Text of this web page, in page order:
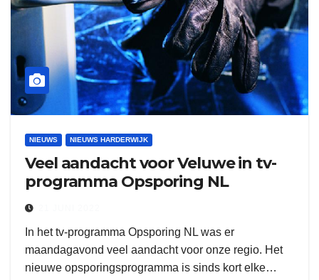
NIEUWS NIEUWS HARDERWIJK
Veel aandacht voor Veluwe in tv-
programma Opsporing NL
In het tv-programma Opsporing NL was er
maandagavond veel aandacht voor onze regio. Het
nieuwe opsporingsprogramma is sinds kort elke…